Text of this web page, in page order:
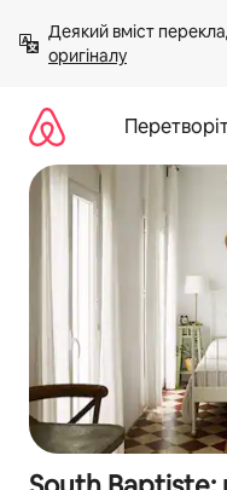
вмісту
Деякий вміст
оригіналу